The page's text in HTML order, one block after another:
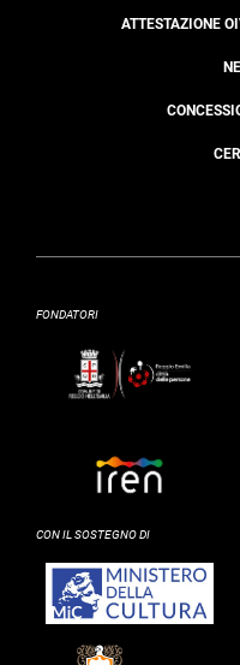
ATTESTAZIONE
FONDATORI
CON IL SOSTEGNO DI